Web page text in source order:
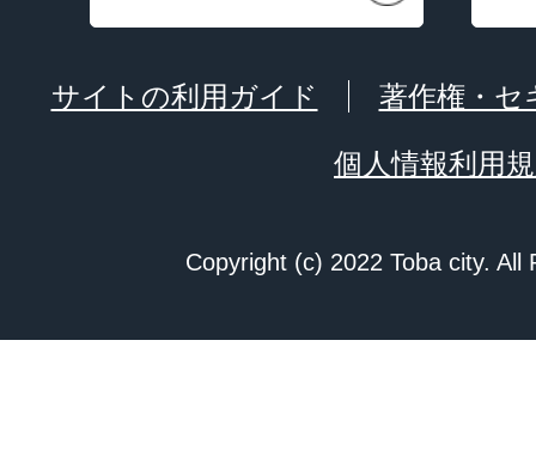
サイトの利用ガイド 著作権・セ
個人情報利用
Copyright (c) 2022 Toba city. All